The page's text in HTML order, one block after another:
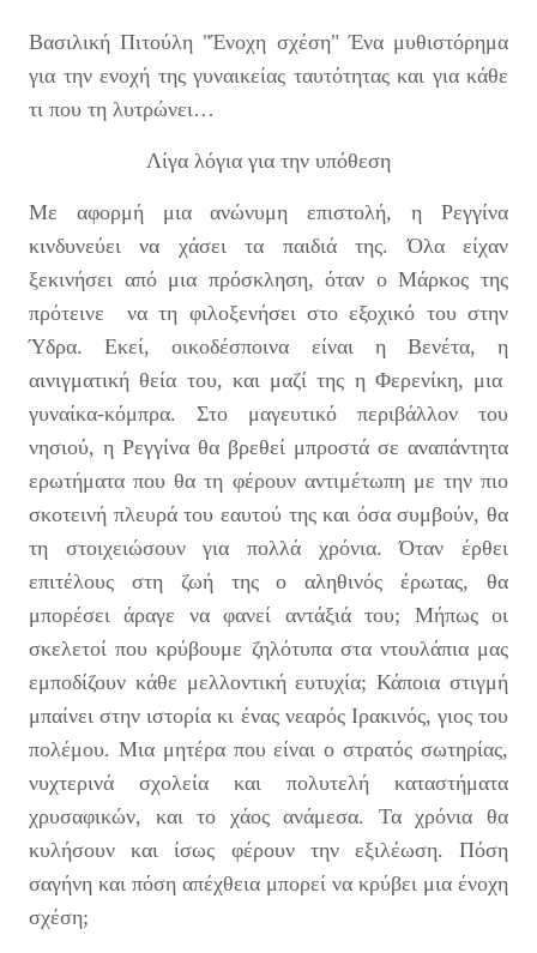
Βασιλική Πιτούλη "Ένοχη σχέση" Ένα μυθιστόρημα
για την ενοχή της γυναικείας ταυτότητας και για κάθε
τι που τη λυτρώνει…
Λίγα λόγια για την υπόθεση
Με αφορμή μια ανώνυμη επιστολή, η Ρεγγίνα
κινδυνεύει να χάσει τα παιδιά της. Όλα είχαν
ξεκινήσει από μια πρόσκληση, όταν ο Μάρκος της
πρότεινε να τη φιλοξενήσει στο εξοχικό του στην
Ύδρα. Εκεί, οικοδέσποινα είναι η Βενέτα, η
αινιγματική θεία του, και μαζί της η Φερενίκη, μια
γυναίκα-κόμπρα. Στο μαγευτικό περιβάλλον του
νησιού, η Ρεγγίνα θα βρεθεί μπροστά σε αναπάντητα
ερωτήματα που θα τη φέρουν αντιμέτωπη με την πιο
σκοτεινή πλευρά του εαυτού της και όσα συμβούν, θα
τη στοιχειώσουν για πολλά χρόνια. Όταν έρθει
επιτέλους στη ζωή της ο αληθινός έρωτας, θα
μπορέσει άραγε να φανεί αντάξιά του; Μήπως οι
σκελετοί που κρύβουμε ζηλότυπα στα ντουλάπια μας
εμποδίζουν κάθε μελλοντική ευτυχία; Κάποια στιγμή
μπαίνει στην ιστορία κι ένας νεαρός Ιρακινός, γιος του
πολέμου. Μια μητέρα που είναι ο στρατός σωτηρίας,
νυχτερινά σχολεία και πολυτελή καταστήματα
χρυσαφικών, και το χάος ανάμεσα. Τα χρόνια θα
κυλήσουν και ίσως φέρουν την εξιλέωση. Πόση
σαγήνη και πόση απέχθεια μπορεί να κρύβει μια ένοχη
σχέση;